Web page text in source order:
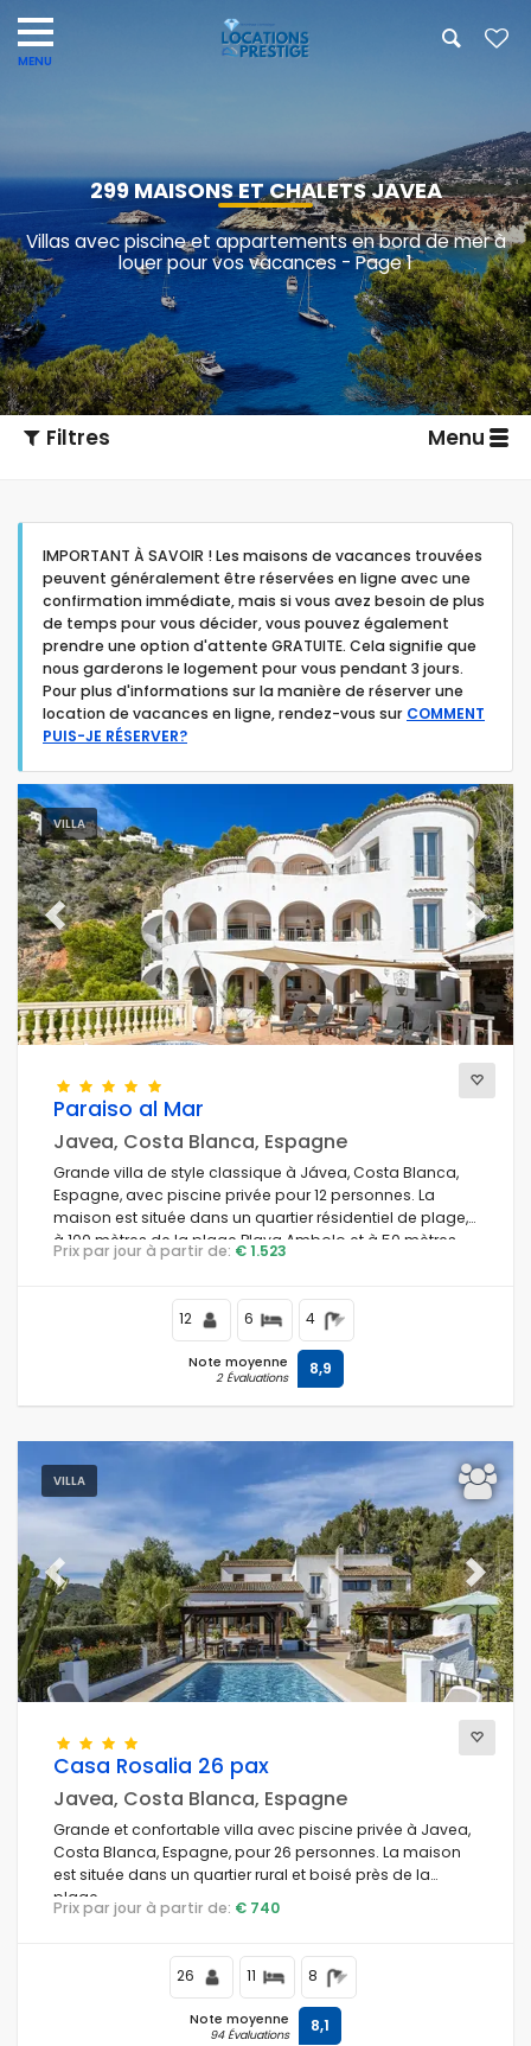
299 MAISONS ET CHALETS JAVEA
Villas avec piscine et appartements en bord de mer à
louer pour vos vacances - Page 1
Filtres Menu
Type d'hébergement
Personnes
Chambres
Salles de bain
Options
Confort
Prestations de service
Vues
Catégories supplémentaires
IMPORTANT À SAVOIR ! Les maisons de vacances trouvées
peuvent généralement être réservées en ligne avec une
confirmation immédiate, mais si vous avez besoin de plus
de temps pour vous décider, vous pouvez également
prendre une option d'attente GRATUITE. Cela signifie que
nous garderons le logement pour vous pendant 3 jours.
Pour plus d'informations sur la manière de réserver une
location de vacances en ligne, rendez-vous sur COMMENT
PUIS-JE RÉSERVER?
VILLA
Previous Next
Paraiso al Mar
Javea, Costa Blanca, Espagne
Grande villa de style classique à Jávea, Costa Blanca,
Espagne, avec piscine privée pour 12 personnes. La
maison est située dans un quartier résidentiel de plage,
à 100 mètres de la plage Playa Ambolo et à 50 mètres
du Mediterráneo, Jávea.
Prix par jour à partir de: € 1.523
12 6 4
Note moyenne
2 Évaluations 8,9
VILLA
Previous Next
Casa Rosalia 26 pax
Javea, Costa Blanca, Espagne
Grande et confortable villa avec piscine privée à Javea,
Costa Blanca, Espagne, pour 26 personnes. La maison
est située dans un quartier rural et boisé près de la
plage.
Prix par jour à partir de: € 740
26 11 8
Note moyenne
94 Évaluations 8,1